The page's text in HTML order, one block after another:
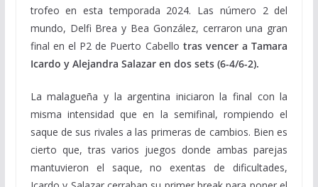
trofeo en esta temporada 2024. Las número 2 del
mundo, Delfi Brea y Bea González, cerraron una gran
final en el P2 de Puerto Cabello tras vencer a Tamara
Icardo y Alejandra Salazar en dos sets (6-4/6-2).
La malagueña y la argentina iniciaron la final con la
misma intensidad que en la semifinal, rompiendo el
saque de sus rivales a las primeras de cambios. Bien es
cierto que, tras varios juegos donde ambas parejas
mantuvieron el saque, no exentas de dificultades,